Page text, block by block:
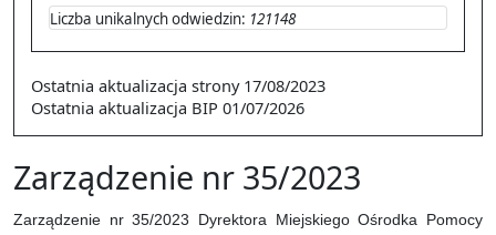
Zarządzenie nr 35/2023
Zarządzenie nr 35/2023 Dyrektora Miejskiego Ośrodka Pomocy
Liczba unikalnych odwiedzin: 121148
Ostatnia aktualizacja strony 17/08/2023
Ostatnia aktualizacja BIP 01/07/2026